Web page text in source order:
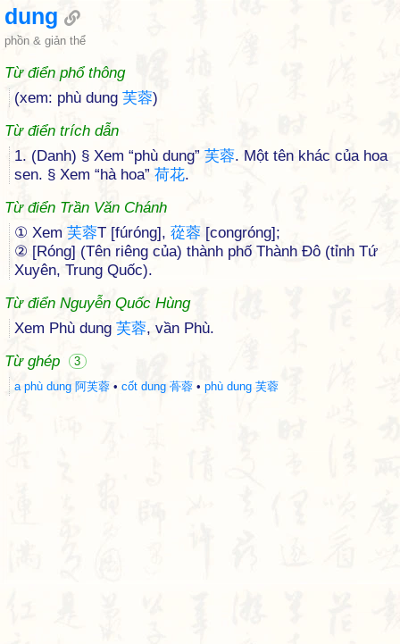
dung
phồn & giản thể
Từ điển phổ thông
(xem: phù dung 芙蓉)
Từ điển trích dẫn
1. (Danh) § Xem “phù dung” 芙蓉. Một tên khác của hoa
sen. § Xem “hà hoa” 荷花.
Từ điển Trần Văn Chánh
① Xem 芙蓉T [fúróng], 蓯蓉 [congróng];
② [Róng] (Tên riêng của) thành phố Thành Đô (tỉnh Tứ
Xuyên, Trung Quốc).
Từ điển Nguyễn Quốc Hùng
Xem Phù dung 芙蓉, vần Phù.
Từ ghép
3
a phù dung 阿芙蓉 • cốt dung 蓇蓉 • phù dung 芙蓉